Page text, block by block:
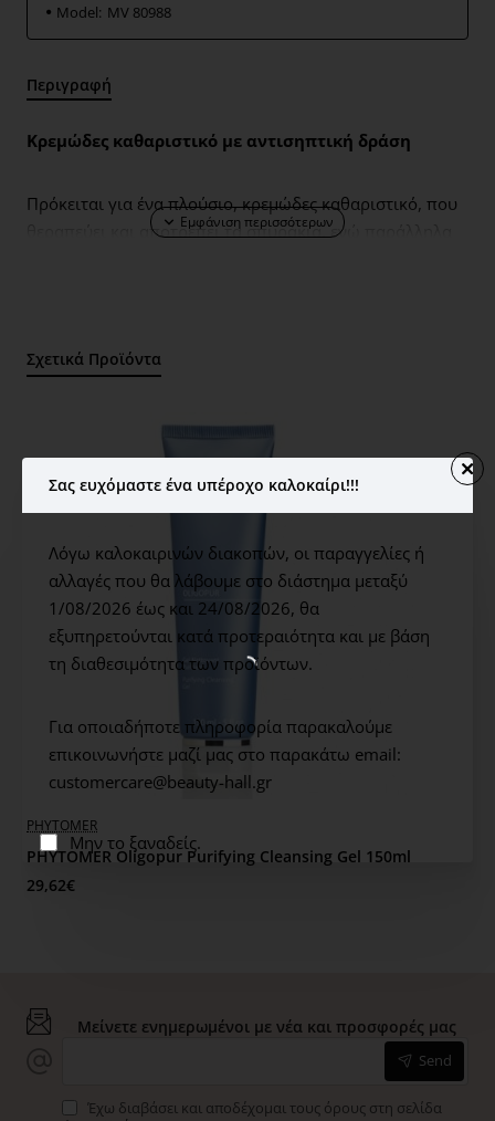
Σας ευχόμαστε ένα υπέροχο καλοκαίρι!!!
Λόγω καλοκαιρινών διακοπών, οι παραγγελίες ή
αλλαγές που θα λάβουμε στο διάστημα μεταξύ
1/08/2026 έως και 24/08/2026, θα
εξυπηρετούνται κατά προτεραιότητα και με βάση
τη διαθεσιμότητα των προϊόντων.
Για οποιαδήποτε πληροφορία παρακαλούμε
επικοινωνήστε μαζί μας στο παρακάτω email:
customercare@beauty-hall.gr
Μην το ξαναδείς.
Model: MV 80988
Περιγραφή
Κρεμώδες καθαριστικό με αντισηπτική δράση
Πρόκειται για ένα πλούσιο, κρεμώδες καθαριστικό, που
θεραπεύει και αποτρέπει τα σπυράκια, ενώ παράλληλα
απαλή και αφρώδης υφή του, καθαρίζει χωρίς να
Αφορά:
Διεσταλμένους πόρους
Τρόπος Χρήσης: Πρωί και βράδυ. Εφαρμόζουμε μικρή
ποσότητα και κάνουμε μασάζ σε νωπό πρόσωπο, λαιμό
και ντεκολτέ. Ξεπλένουμε με χλιαρό νερό και
ταμπονάρουμε το δέρμα.
ημέρα, πρωί και βράδυ. Εάν φοράτε make up, να
καθαρίζετε το δέρμα μας δύο φορές κατά τη διάρκεια
της βραδινής σας ρουτίνας περιποίησης. Ο πρώτος
απομακρύνει ακαθαρσίες όπως βακτήρια, ρύπους, ιούς
και νεκρά κύτταρα της επιδερμίδας. Να καθαρίζετε το
πρόσωπό σας πριν χρησιμοποιήσετε προϊόντα
Σχετικά Προϊόντα
PHYTOMER
PHYTOMER Oligopur Purifying Cleansing Gel 150ml
29,62€
Μείνετε ενημερωμένοι με νέα και προσφορές μας
Send
Έχω διαβάσει και αποδέχομαι τους όρους στη σελίδα